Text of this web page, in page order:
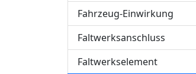
Fahrzeug-Einwirkung
Faltwerksanschluss
Faltwerkselement